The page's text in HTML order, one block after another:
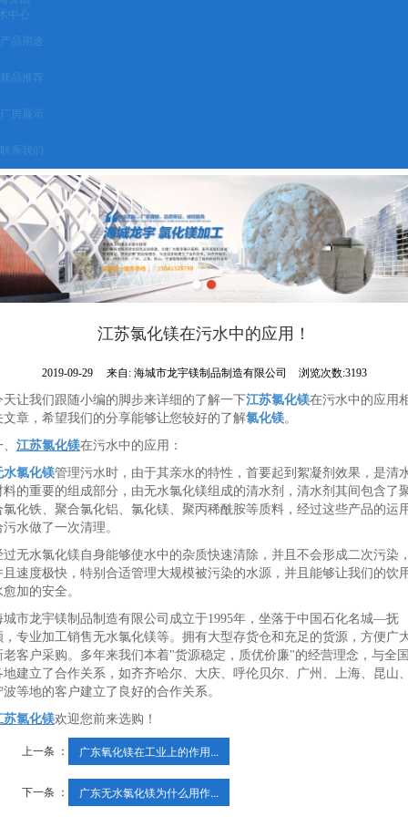
中心
产品用途
新品推荐
厂房展示
联系我们
江苏氯化镁在污水中的应用！
2019-09-29 来自: 海城市龙宇镁制品制造有限公司 浏览次数:3193
天让我们跟随小编的脚步来详细的了解一下江苏氯化镁在污水中的应用
文章，希望我们的分享能够让您较好的了解氯化镁。
江苏氯化镁在污水中的应用：
水氯化镁管理污水时，由于其亲水的特性，首要起到絮凝剂效果，是清
料的重要的组成部分，由无水氯化镁组成的清水剂，清水剂其间包含了
氯化铁、聚合氯化铝、氯化镁、聚丙稀酰胺等质料，经过这些产品的运
污水做了一次清理。
过无水氯化镁自身能够使水中的杂质快速清除，并且不会形成二次污染
且速度极快，特别合适管理大规模被污染的水源，并且能够让我们的饮
愈加的安全。
城市龙宇镁制品制造有限公司成立于1995年，坐落于中国石化名城—抚
，专业加工销售无水氯化镁等。拥有大型存货仓和充足的货源，方便广
老客户采购。多年来我们本着"货源稳定，质优价廉"的经营理念，与全
地建立了合作关系，如齐齐哈尔、大庆、呼伦贝尔、广州、上海、昆山
波等地的客户建立了良好的合作关系。
苏氯化镁欢迎您前来选购！
上一条 ： 广东氧化镁在工业上的作用...
下一条 ： 广东无水氯化镁为什么用作...